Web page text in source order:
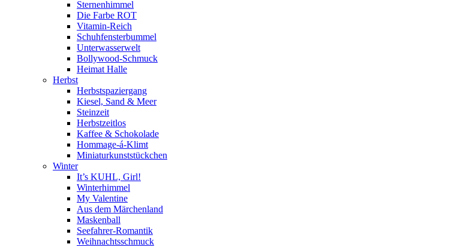
Sternenhimmel
Die Farbe ROT
Vitamin-Reich
Schuhfensterbummel
Unterwasserwelt
Bollywood-Schmuck
Heimat Halle
Herbst
Herbstspaziergang
Kiesel, Sand & Meer
Steinzeit
Herbstzeitlos
Kaffee & Schokolade
Hommage-á-Klimt
Miniaturkunststückchen
Winter
It’s KUHL, Girl!
Winterhimmel
My Valentine
Aus dem Märchenland
Maskenball
Seefahrer-Romantik
Weihnachtsschmuck